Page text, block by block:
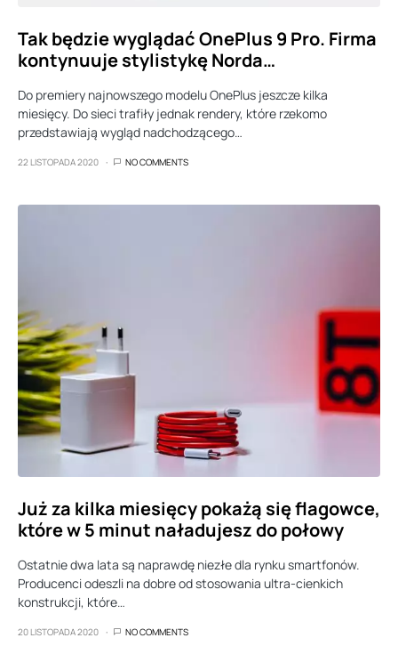
Tak będzie wyglądać OnePlus 9 Pro. Firma
kontynuuje stylistykę Norda…
Do premiery najnowszego modelu OnePlus jeszcze kilka
miesięcy. Do sieci trafiły jednak rendery, które rzekomo
przedstawiają wygląd nadchodzącego…
22 LISTOPADA 2020 NO COMMENTS
Już za kilka miesięcy pokażą się flagowce,
które w 5 minut naładujesz do połowy
Ostatnie dwa lata są naprawdę niezłe dla rynku smartfonów.
Producenci odeszli na dobre od stosowania ultra-cienkich
konstrukcji, które…
20 LISTOPADA 2020 NO COMMENTS